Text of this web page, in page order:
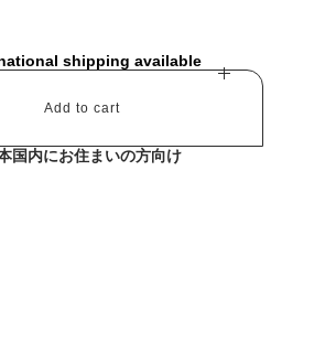
shipping available
Add to cart
国内にお住まいの方向け